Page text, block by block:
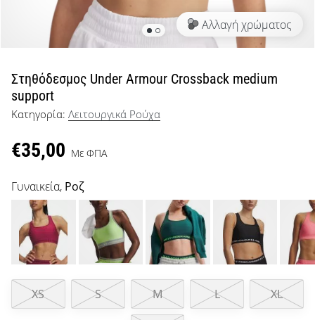
μπάσκετ
λάτρης
μπάσκετ
όπως
εμείς;
Έλα
μας
πρεσβευτής
της
μάρκας
μας.
Εμφάνιση
όλων των
Αλλαγή χρώματος
Στηθόδεσμος Under Armour Crossback medium
support
Κατηγορία: Λειτουργικά Ρούχα
€35,00 Με ΦΠΑ
Γυναικεία, Ροζ
XS S M L XL